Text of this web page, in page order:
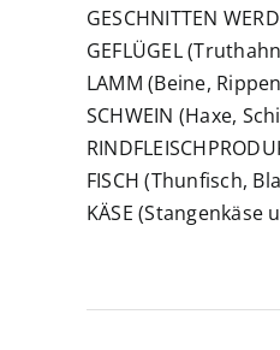
GESCHNITTEN
GEFLÜGEL
LAMM (Beine,
SCHWEIN (Haxe,
FISCH (Thunfisch,
KÄSE (Stangenkäse